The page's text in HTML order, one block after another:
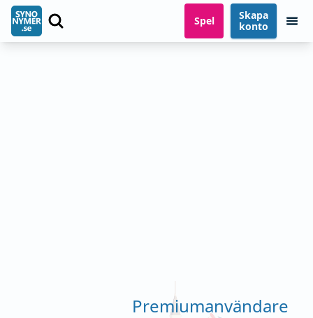
Spel
Skapa
konto
Premiumanvändare